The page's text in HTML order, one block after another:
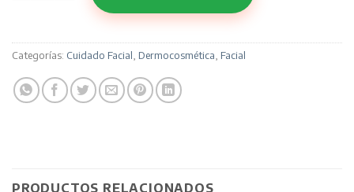
Categorías: Cuidado Facial, Dermocosmética, Facial
PRODUCTOS RELACIONADOS